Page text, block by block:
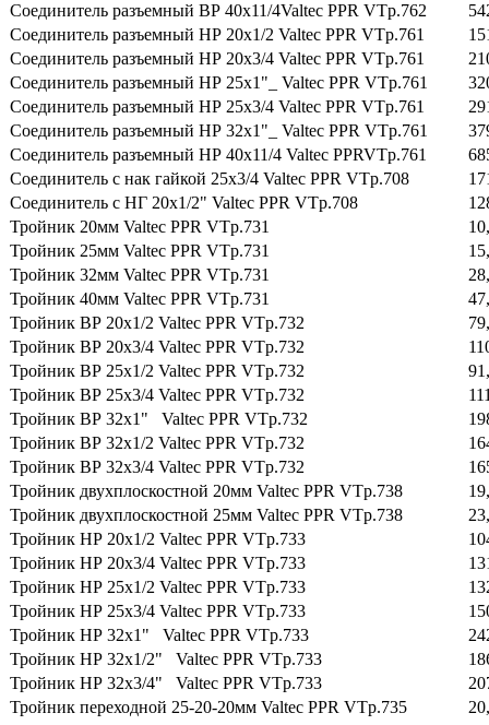
Соединитель разъемный ВР 40х11/4Valtec PPR VTp.762
Соединитель разъемный НР 20х1/2 Valtec PPR VTp.761
Соединитель разъемный НР 20х3/4 Valtec PPR VTp.761
Соединитель разъемный НР 25х1"_ Valtec PPR VTp.761
Соединитель разъемный НР 25х3/4 Valtec PPR VTp.761
Соединитель разъемный НР 32х1"_ Valtec PPR VTp.761
Соединитель разъемный НР 40х11/4 Valtec PPRVTp.761
Соединитель с нак гайкой 25х3/4 Valtec PPR VTp.708
Соединитель с НГ 20х1/2" Valtec PPR VTp.708
Тройник 20мм Valtec PPR VTp.731
Тройник 25мм Valtec PPR VTp.731
Тройник 32мм Valtec PPR VTp.731
Тройник 40мм Valtec PPR VTp.731
Тройник ВР 20х1/2 Valtec PPR VTp.732
Тройник ВР 20х3/4 Valtec PPR VTp.732
Тройник ВР 25х1/2 Valtec PPR VTp.732
Тройник ВР 25х3/4 Valtec PPR VTp.732
Тройник ВР 32х1" Valtec PPR VTp.732
Тройник ВР 32х1/2 Valtec PPR VTp.732
Тройник ВР 32х3/4 Valtec PPR VTp.732
Тройник двухплоскостной 20мм Valtec PPR VTp.738
Тройник двухплоскостной 25мм Valtec PPR VTp.738
Тройник НР 20х1/2 Valtec PPR VTp.733
Тройник НР 20х3/4 Valtec PPR VTp.733
Тройник НР 25х1/2 Valtec PPR VTp.733
Тройник НР 25х3/4 Valtec PPR VTp.733
Тройник НР 32х1" Valtec PPR VTp.733
Тройник НР 32х1/2" Valtec PPR VTp.733
Тройник НР 32х3/4" Valtec PPR VTp.733
Тройник переходной 25-20-20мм Valtec PPR VTp.735